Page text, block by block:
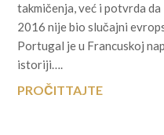
takmičenja, već i potvrda
2016 nije bio slučajni
Portugal je u Francuskoj
istoriji….
PROČITTAJTE